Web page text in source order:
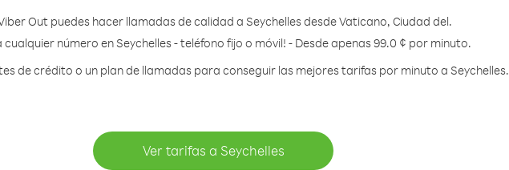
Out puedes hacer llamadas de calidad a Seychelles desde Vaticano, Ciudad del.
cualquier número en Seychelles - teléfono fijo o móvil! - Desde apenas 99.0 ¢ por minuto.
de crédito o un plan de llamadas para conseguir las mejores tarifas por minuto a Seychelles.
Ver tarifas a Seychelles